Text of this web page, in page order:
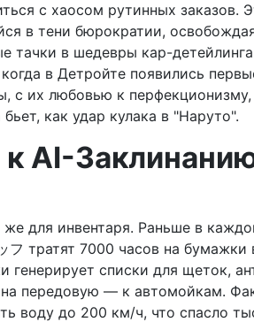
с хаосом рутинных заказов.
в тени бюрократии,
тачки в шедевры кар-
в Детройте появились
с их любовью к
как удар кулака в "Наруто".
AI-
для инвентаря. Раньше в
フ тратят 7000 часов на бумажки
генерирует списки для щеток,
на передовую — к автомойкам.
воду до 200 км/ч, что спасло